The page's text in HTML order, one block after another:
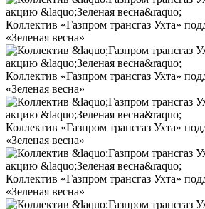
Коллектив «Газпром трансгаз Ухта»
«Зеленая весна»
Коллектив «Газпром трансгаз Ухта»
«Зеленая весна»
Коллектив «Газпром трансгаз Ухта»
«Зеленая весна»
Коллектив «Газпром трансгаз Ухта»
«Зеленая весна»